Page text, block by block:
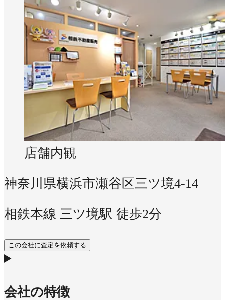
店舗内観
神奈川県横浜市瀬谷区三ツ境4-14
相鉄本線 三ツ境駅 徒歩2分
この会社に査定を依頼する
会社の特徴